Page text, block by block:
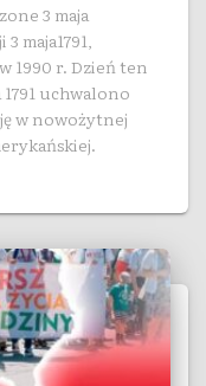
3 maja
maja1791,
1990 r. Dzień ten
uchwalono
w nowożytnej